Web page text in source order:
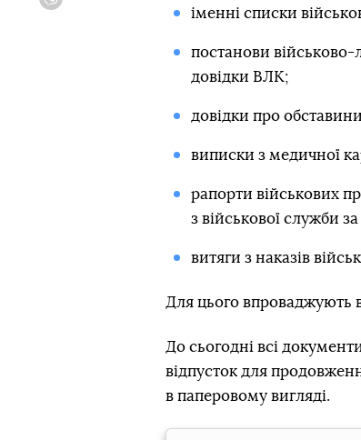
іменні списки
постанови військово-
довідки ВЛК;
довідки про
виписки з медичної
рапорти військових
з військової служби
витяги з наказів
Для цього впроваджують
До сьогодні всі
відпусток для
в паперовому вигляді.